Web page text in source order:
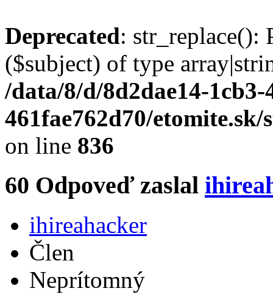
Deprecated: str_replace():
($subject) of type
/data/8/d/8d2dae14-1cb3-
461fae762d70/
on line 836
60 Odpoveď zaslal
ihireahacker
Člen
Neprítomný